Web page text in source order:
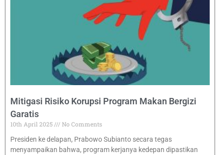
Mitigasi Risiko Korupsi Program Makan Bergizi
Garatis
10th April 2025
No Comments
Presiden ke delapan, Prabowo Subianto secara tegas
menyampaikan bahwa, program kerjanya kedepan dipastikan